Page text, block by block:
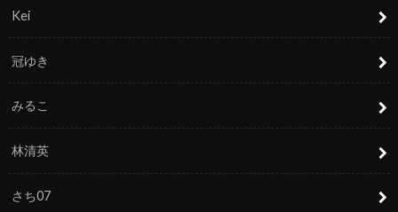
Kei
冠ゆき
みるこ
林清英
さち07